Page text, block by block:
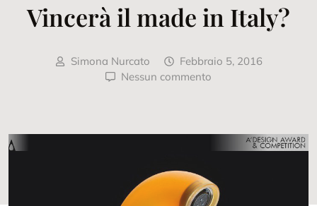
Vincerà il made in Italy?
Simona Nurcato
Febbraio 5, 2016
Nessun commento